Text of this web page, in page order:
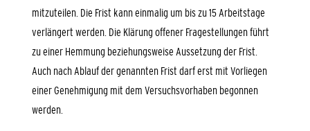
mitzuteilen. Die Frist kann einmalig um bis zu 15 Arbeitstage
verlängert werden. Die Klärung offener Fragestellungen führt
zu einer Hemmung beziehungsweise Aussetzung der Frist.
Auch nach Ablauf der genannten Frist darf erst mit Vorliegen
einer Genehmigung mit dem Versuchsvorhaben begonnen
werden.